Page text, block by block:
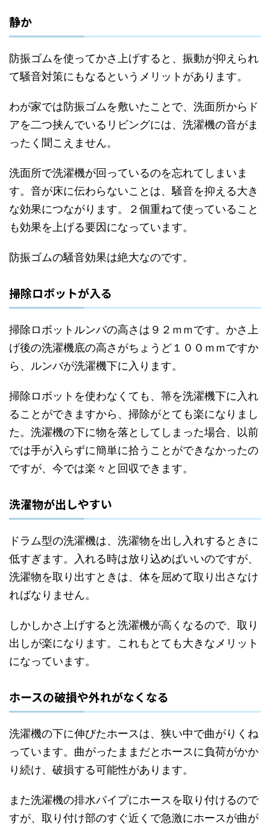
静か
防振ゴムを使ってかさ上げすると、振動が抑えられ
て騒音対策にもなるというメリットがあります。
わが家では防振ゴムを敷いたことで、洗面所からド
アを二つ挟んでいるリビングには、洗濯機の音がま
ったく聞こえません。
洗面所で洗濯機が回っているのを忘れてしまいま
す。音が床に伝わらないことは、騒音を抑える大き
な効果につながります。２個重ねて使っていること
も効果を上げる要因になっています。
防振ゴムの騒音効果は絶大なのです。
掃除ロボットが入る
掃除ロボットルンバの高さは９２ｍｍです。かさ上
げ後の洗濯機底の高さがちょうど１００ｍｍですか
ら、ルンバが洗濯機下に入ります。
掃除ロボットを使わなくても、箒を洗濯機下に入れ
ることができますから、掃除がとても楽になりまし
た。洗濯機の下に物を落としてしまった場合、以前
では手が入らずに簡単に拾うことができなかったの
ですが、今では楽々と回収できます。
洗濯物が出しやすい
ドラム型の洗濯機は、洗濯物を出し入れするときに
低すぎます。入れる時は放り込めばいいのですが、
洗濯物を取り出すときは、体を屈めて取り出さなけ
ればなりません。
しかしかさ上げすると洗濯機が高くなるので、取り
出しが楽になります。これもとても大きなメリット
になっています。
ホースの破損や外れがなくなる
洗濯機の下に伸びたホースは、狭い中で曲がりくね
っています。曲がったままだとホースに負荷がかか
り続け、破損する可能性があります。
また洗濯機の排水パイプにホースを取り付けるので
すが、取り付け部のすぐ近くで急激にホースが曲が